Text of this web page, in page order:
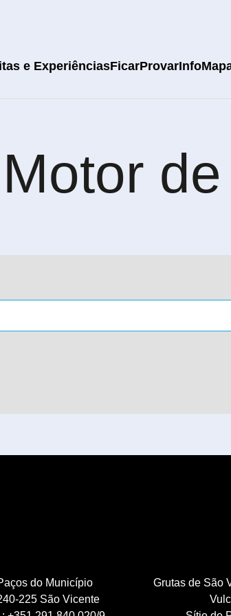
e ExperiênciasFicarProvarInfo
do Município
225 São Vicente
Grutas de São